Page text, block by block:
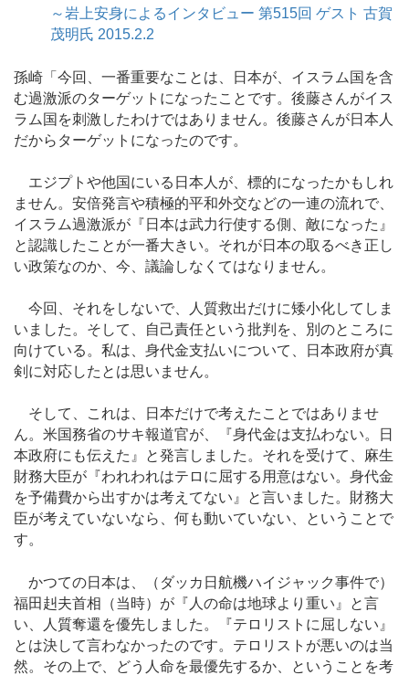
～岩上安身によるインタビュー 第515回 ゲスト 古賀
茂明氏 2015.2.2
孫崎「今回、一番重要なことは、日本が、イスラム国を含
む過激派のターゲットになったことです。後藤さんがイス
ラム国を刺激したわけではありません。後藤さんが日本人
だからターゲットになったのです。
エジプトや他国にいる日本人が、標的になったかもしれ
ません。安倍発言や積極的平和外交などの一連の流れで、
イスラム過激派が『日本は武力行使する側、敵になった』
と認識したことが一番大きい。それが日本の取るべき正し
い政策なのか、今、議論しなくてはなりません。
今回、それをしないで、人質救出だけに矮小化してしま
いました。そして、自己責任という批判を、別のところに
向けている。私は、身代金支払いについて、日本政府が真
剣に対応したとは思いません。
そして、これは、日本だけで考えたことではありませ
ん。米国務省のサキ報道官が、『身代金は支払わない。日
本政府にも伝えた』と発言しました。それを受けて、麻生
財務大臣が『われわれはテロに屈する用意はない。身代金
を予備費から出すかは考えてない』と言いました。財務大
臣が考えていないなら、何も動いていない、ということで
す。
かつての日本は、（ダッカ日航機ハイジャック事件で）
福田赳夫首相（当時）が『人の命は地球より重い』と言
い、人質奪還を優先しました。『テロリストに屈しない』
とは決して言わなかったのです。テロリストが悪いのは当
然。その上で、どう人命を最優先するか、ということを考